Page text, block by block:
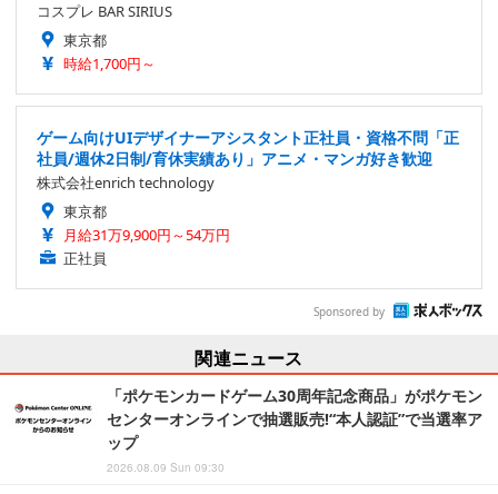
コスプレ BAR SIRIUS
東京都
時給1,700円～
ゲーム向けUIデザイナーアシスタント正社員・資格不問「正
社員/週休2日制/育休実績あり」アニメ・マンガ好き歓迎
株式会社enrich technology
東京都
月給31万9,900円～54万円
正社員
Sponsored by
関連ニュース
「ポケモンカードゲーム30周年記念商品」がポケモン
センターオンラインで抽選販売!“本人認証”で当選率ア
ップ
2026.08.09 Sun 09:30